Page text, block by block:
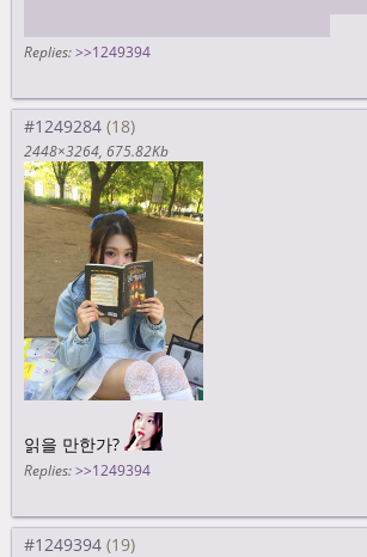
Replies: >>1249394
#1249284
2448×3264 675.82Kb
읽을 만한가?
Replies: >>1249394
#1249394